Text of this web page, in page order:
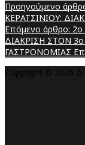
Προηγούμενο
ΚΕΡΑΤΣΙΝΙΟΥ:
Επόμενο άρθρο:
ΔΙΑΚΡΙΣΗ ΣΤΟΝ
ΓΑΣΤΡΟΝΟΜΙΑΣ
Copyright © 2026